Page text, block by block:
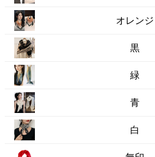
オレンジ
黒
緑
青
白